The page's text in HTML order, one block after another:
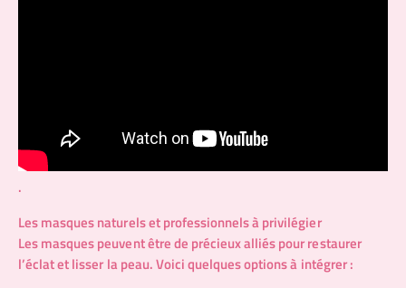
.
Les masques naturels et professionnels à privilégier
Les masques peuvent être de précieux alliés pour restaurer
l’éclat et lisser la peau. Voici quelques options à intégrer :